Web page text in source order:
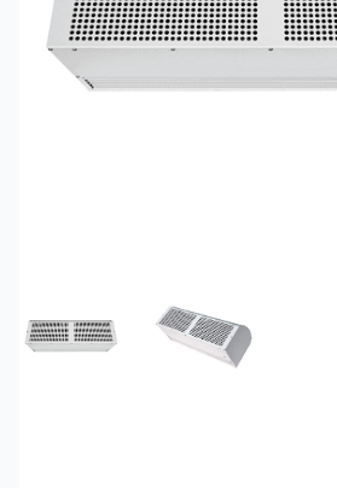
FEATURED IMAGEGALLERY IMAGE 1